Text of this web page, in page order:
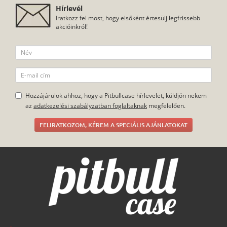
Hírlevél
Iratkozz fel most, hogy elsőként értesülj legfrissebb
akcióinkról!
Hozzájárulok ahhoz, hogy a Pitbullcase hírlevelet, küldjön nekem
az adatkezelési szabályzatban foglaltaknak megfelelően.
FELIRATKOZOM, KÉREM A SPECIÁLIS AJÁNLATOKAT